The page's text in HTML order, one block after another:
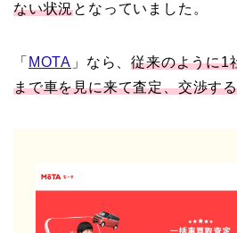
ない状況となっていました。
「 MOTA 」なら、従来のように1
まで車を見に来て査定、交渉す